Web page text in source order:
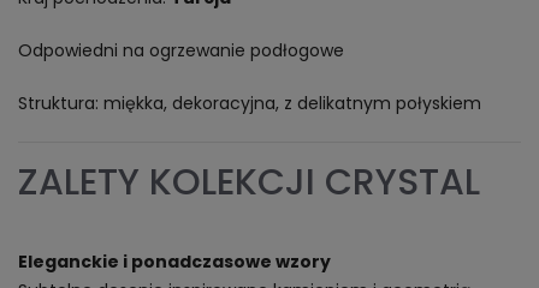
Odpowiedni na ogrzewanie podłogowe
Struktura: miękka, dekoracyjna, z delikatnym połyskiem
ZALETY KOLEKCJI CRYSTAL
Eleganckie i ponadczasowe wzory